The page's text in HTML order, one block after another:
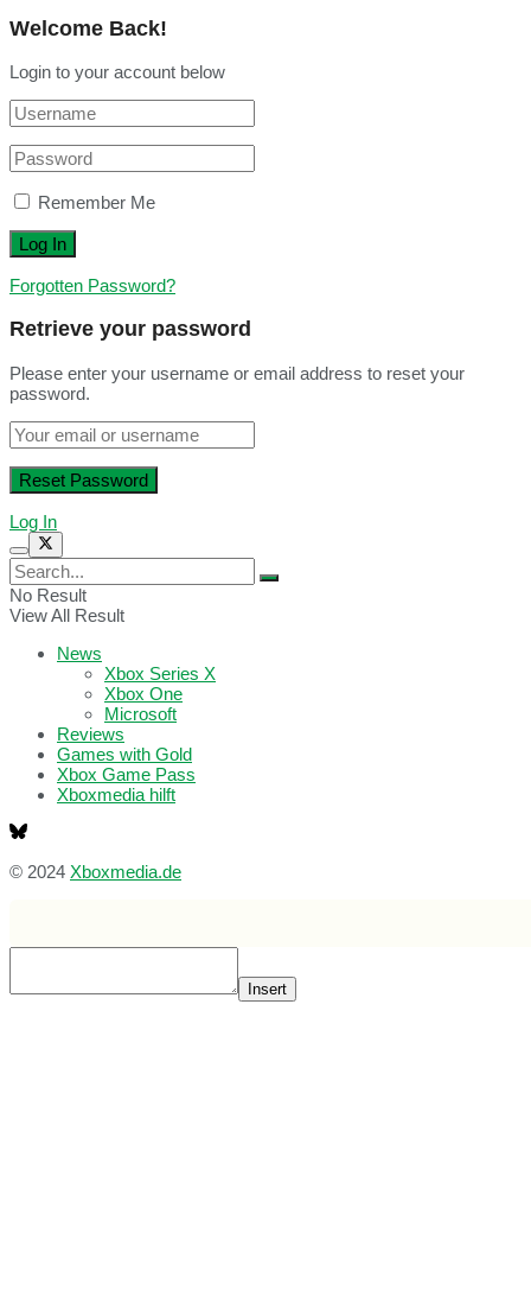
Welcome Back!
Login to your account below
Remember Me
Forgotten Password?
Retrieve your password
Please enter your username or email address to reset your
password.
Log In
No Result
View All Result
News
Xbox Series X
Xbox One
Microsoft
Reviews
Games with Gold
Xbox Game Pass
Xboxmedia hilft
© 2024 Xboxmedia.de
Insert